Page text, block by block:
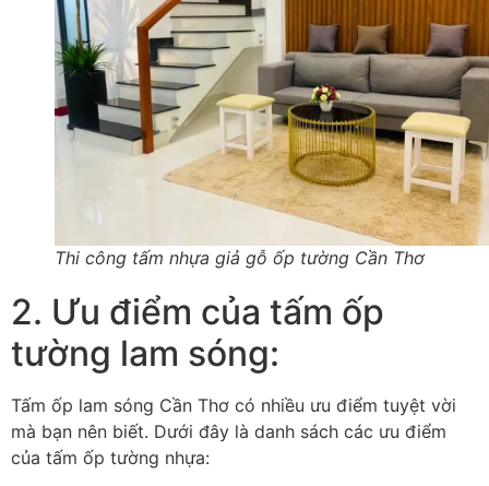
Thi công tấm nhựa giả gỗ ốp tường Cần Thơ
2. Ưu điểm của tấm ốp
tường lam sóng:
Tấm ốp lam sóng Cần Thơ có nhiều ưu điểm tuyệt vời
mà bạn nên biết. Dưới đây là danh sách các ưu điểm
của tấm ốp tường nhựa: